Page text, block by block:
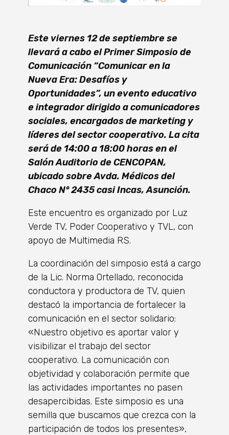
Este viernes 12 de septiembre se
llevará a cabo el Primer Simposio de
Comunicación “Comunicar en la
Nueva Era: Desafíos y
Oportunidades”, un evento educativo
e integrador dirigido a comunicadores
sociales, encargados de marketing y
líderes del sector cooperativo. La cita
será de 14:00 a 18:00 horas en el
Salón Auditorio de CENCOPAN,
ubicado sobre Avda. Médicos del
Chaco N° 2435 casi Incas, Asunción.
Este encuentro es organizado por Luz
Verde TV, Poder Cooperativo y TVL, con
apoyo de Multimedia RS.
La coordinación del simposio está a cargo
de la Lic. Norma Ortellado, reconocida
conductora y productora de TV, quien
destacó la importancia de fortalecer la
comunicación en el sector solidario:
«Nuestro objetivo es aportar valor y
visibilizar el trabajo del sector
cooperativo. La comunicación con
objetividad y colaboración permite que
las actividades importantes no pasen
desapercibidas. Este simposio es una
semilla que buscamos que crezca con la
participación de todos los presentes»,